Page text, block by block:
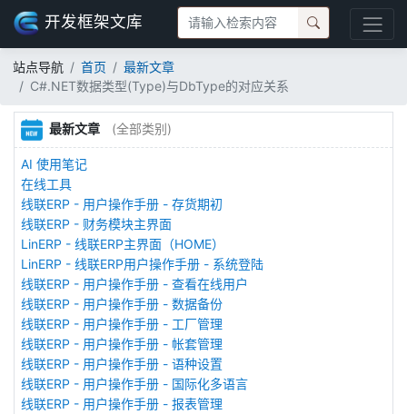
开发框架文库
站点导航 首页
最新文章
C#.NET数据类型(Type)与DbType的对应关系
最新文章 (全部类别)
AI 使用笔记
在线工具
线联ERP - 用户操作手册 - 存货期初
线联ERP - 财务模块主界面
LinERP - 线联ERP主界面（HOME）
LinERP - 线联ERP用户操作手册 - 系统登陆
线联ERP - 用户操作手册 - 查看在线用户
线联ERP - 用户操作手册 - 数据备份
线联ERP - 用户操作手册 - 工厂管理
线联ERP - 用户操作手册 - 帐套管理
线联ERP - 用户操作手册 - 语种设置
线联ERP - 用户操作手册 - 国际化多语言
线联ERP - 用户操作手册 - 报表管理